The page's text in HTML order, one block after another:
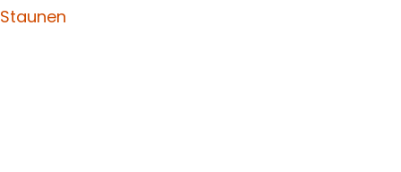
Staunen